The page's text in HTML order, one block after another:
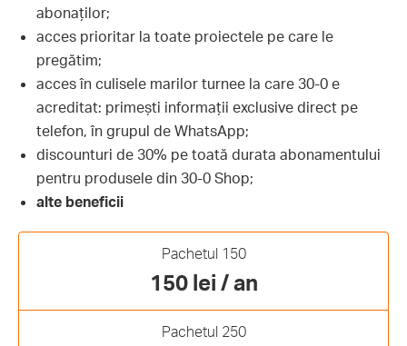
abonaților;
acces prioritar la toate proiectele pe care le
pregătim;
acces în culisele marilor turnee la care 30-0 e
acreditat: primești informații exclusive direct pe
telefon, în grupul de WhatsApp;
discounturi de 30% pe toată durata abonamentului
pentru produsele din 30-0 Shop;
alte beneficii
Pachetul 150
150 lei / an
Pachetul 250